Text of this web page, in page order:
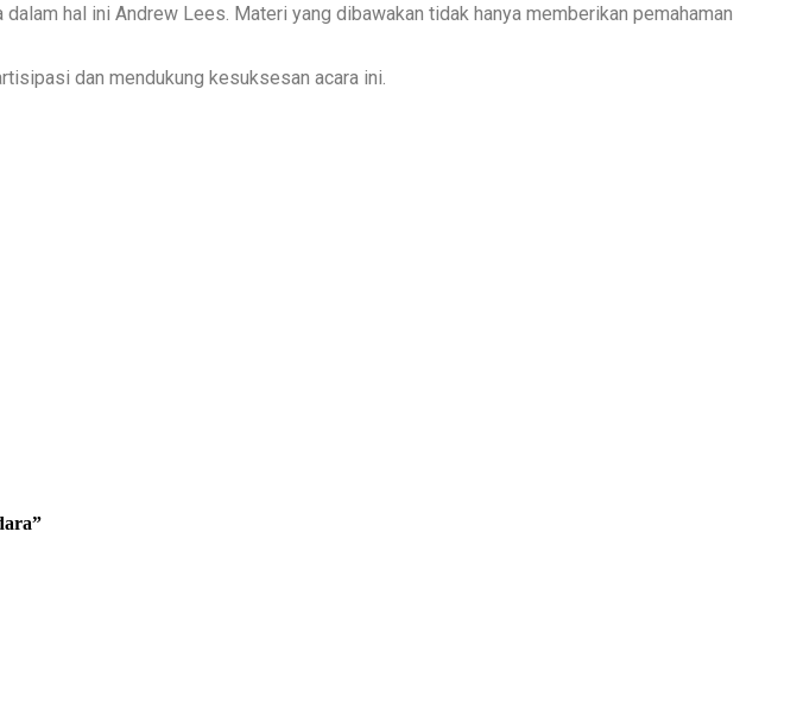
hal ini Andrew Lees. Materi yang dibawakan tidak hanya memberikan pemahaman
dan mendukung kesuksesan acara ini.